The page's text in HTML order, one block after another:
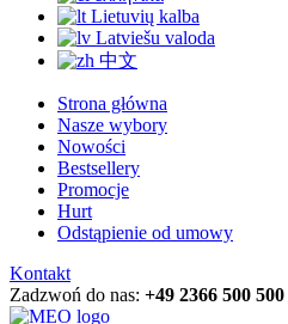
Lietuvių kalba
Latviešu valoda
中文
Strona główna
Nasze wybory
Nowości
Bestsellery
Promocje
Hurt
Odstąpienie od umowy
Kontakt
Zadzwoń do nas: +49 2366 500 500